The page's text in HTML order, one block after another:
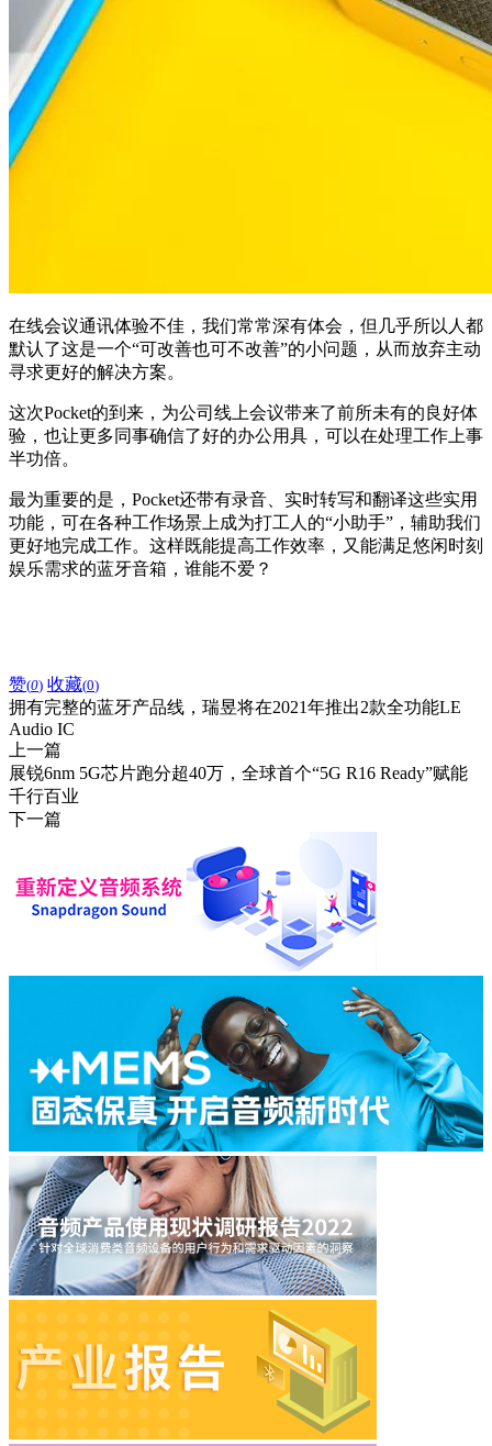
在线会议通讯体验不佳，我们常常深有体会，但几乎所以人都
默认了这是一个“可改善也可不改善”的小问题，从而放弃主动
寻求更好的解决方案。
这次Pocket的到来，为公司线上会议带来了前所未有的良好体
验，也让更多同事确信了好的办公用具，可以在处理工作上事
半功倍。
最为重要的是，Pocket还带有录音、实时转写和翻译这些实用
功能，可在各种工作场景上成为打工人的“小助手”，辅助我们
更好地完成工作。这样既能提高工作效率，又能满足悠闲时刻
娱乐需求的蓝牙音箱，谁能不爱？
赞(0) 收藏(0)
拥有完整的蓝牙产品线，瑞昱将在2021年推出2款全功能LE
Audio IC
上一篇
展锐6nm 5G芯片跑分超40万，全球首个“5G R16 Ready”赋能
千行百业
下一篇